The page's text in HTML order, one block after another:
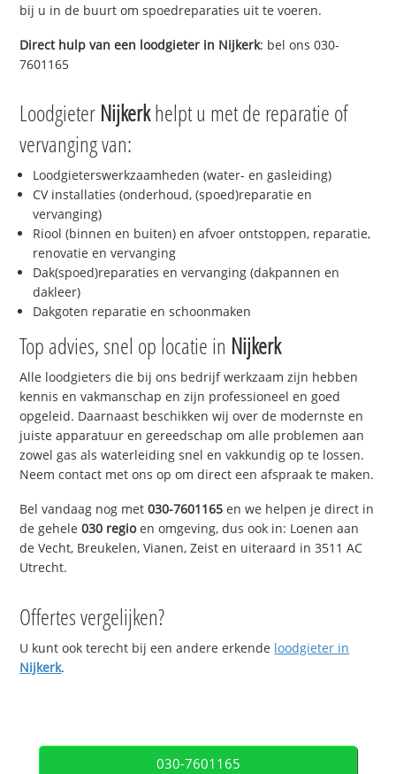
bij u in de buurt om spoedreparaties uit te voeren.
Direct hulp van een loodgieter in Nijkerk: bel ons 030-
7601165
Loodgieter Nijkerkhelpt u met de reparatie of
vervanging van:
Loodgieterswerkzaamheden (water- en gasleiding)
CV installaties (onderhoud, (spoed)reparatie en
vervanging)
Riool (binnen en buiten) en afvoer ontstoppen, reparatie,
renovatie en vervanging
Dak(spoed)reparaties en vervanging (dakpannen en
dakleer)
Dakgoten reparatie en schoonmaken
Top advies, snel op locatie in Nijkerk
Alle loodgieters die bij ons bedrijf werkzaam zijn hebben
kennis en vakmanschap en zijn professioneel en goed
opgeleid. Daarnaast beschikken wij over de modernste en
juiste apparatuur en gereedschap om alle problemen aan
zowel gas als waterleiding snel en vakkundig op te lossen.
Neem contact met ons op om direct een afspraak te maken.
Bel vandaag nog met030-7601165 en we helpen je direct in
de gehele030 regioen omgeving, dus ook in: Loenen aan
de Vecht, Breukelen, Vianen, Zeist en uiteraard in 3511 AC
Utrecht.
Offertes vergelijken?
U kunt ook terecht bij een andere erkende loodgieter in
Nijkerk.
030-7601165